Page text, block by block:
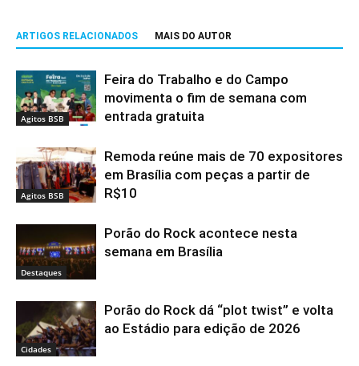
ARTIGOS RELACIONADOS MAIS DO AUTOR
Agitos BSB
Feira do Trabalho e do Campo
movimenta o fim de semana com
entrada gratuita
Agitos BSB
Remoda reúne mais de 70 expositores
em Brasília com peças a partir de
R$10
Destaques
Porão do Rock acontece nesta
semana em Brasília
Cidades
Porão do Rock dá “plot twist” e volta
ao Estádio para edição de 2026